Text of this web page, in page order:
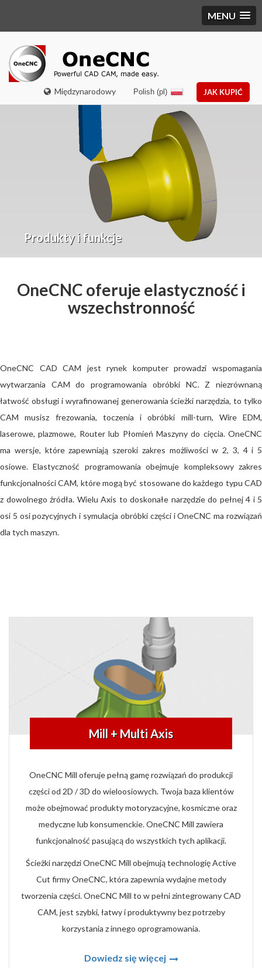
MENU
Międzynarodowy JAK KUPIĆ
Polish (pl)
Produkty i funkcje
OneCNC oferuje elastyczność i
wszechstronność
OneCNC CAD CAM jest rynek komputer prowadzi wspomagania
wytwarzania CAM do programowania obróbki NC. Z niezrównaną
łatwość obsługi i wyrafinowanej generowania ścieżki narzędzia, to tylko
CAM musisz frezowania, toczenia i obróbki mill-turn, Wire EDM,
laserowe, plazmowe, Router lub Płomień Maszyny do cięcia. OneCNC
ma wersje, które zapewniają szeroki zakres możliwości w 2, 3, 4 i 5
osiowe. Elastyczność programowania obejmuje kompleksowy zakres
funkcjonalności CAM, które mogą być stosowane do każdego typu CAD
z dowolnego źródła. Wielu Axis to doskonałe narzędzie do pełnej 4 i 5
osi 5 osi pozycyjnych i symulacja obróbki części i OneCNC ma rozwiązań
dla tych maszyn.
Mill + Multi Axis
OneCNC Mill oferuje pełną gamę rozwiązań do produkcji
części od 2D / 3D do wieloosiowych. Twoja baza klientów
może obejmować produkty motoryzacyjne, kosmiczne oraz
medyczne lub konsumenckie. OneCNC Mill zawiera
funkcjonalność pasującą do wszystkich tych aplikacji.
Ścieżki narzędzi OneCNC Mill obejmują technologię Active
Cut firmy OneCNC, która zapewnia wydajne metody
tworzenia części. OneCNC Mill to w pełni zintegrowany CAD
CAM, jest szybki, łatwy i produktywny bez potrzeby
korzystania z innego oprogramowania.
Dowiedz się więcej